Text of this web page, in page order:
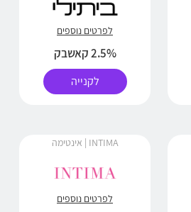
לפרטים נוספים
2.5% קאשבק
לקנייה
INTIMA | אינטימה
לפרטים נוספים